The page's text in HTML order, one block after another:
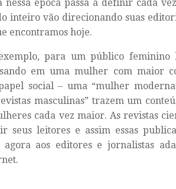
nessa época passa a definir cada
inteiro vão direcionando suas
encontramos hoje.
para um público feminino
em uma mulher com maior
social – uma “mulher
masculinas” trazem um
cada vez maior. As revistas
seus leitores e assim essas
agora aos editores e jornalistas